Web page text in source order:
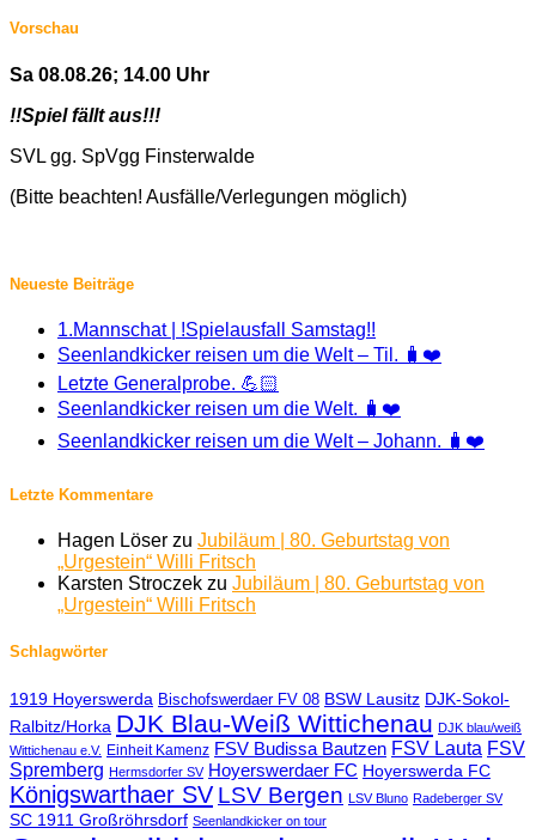
Vorschau
Sa 08.08.26; 14.00 Uhr
!!Spiel fällt aus!!!
SVL gg. SpVgg Finsterwalde
(Bitte beachten! Ausfälle/Verlegungen möglich)
Neueste Beiträge
1.Mannschat | !Spielausfall Samstag!!
Seenlandkicker reisen um die Welt – Til. 🧳❤️
Letzte Generalprobe. 💪🏻
Seenlandkicker reisen um die Welt. 🧳❤️
Seenlandkicker reisen um die Welt – Johann. 🧳❤️
Letzte Kommentare
Hagen Löser zu Jubiläum | 80. Geburtstag von
„Urgestein“ Willi Fritsch
Karsten Stroczek zu Jubiläum | 80. Geburtstag von
„Urgestein“ Willi Fritsch
Schlagwörter
1919 Hoyerswerda Bischofswerdaer FV 08 BSW Lausitz DJK-Sokol-
Ralbitz/Horka DJK Blau-Weiß Wittichenau DJK blau/weiß
Wittichenau e.V. Einheit Kamenz FSV Budissa Bautzen FSV Lauta FSV
Spremberg Hermsdorfer SV Hoyerswerdaer FC Hoyerswerda FC
Königswarthaer SV LSV Bergen LSV Bluno Radeberger SV
SC 1911 Großröhrsdorf Seenlandkicker on tour